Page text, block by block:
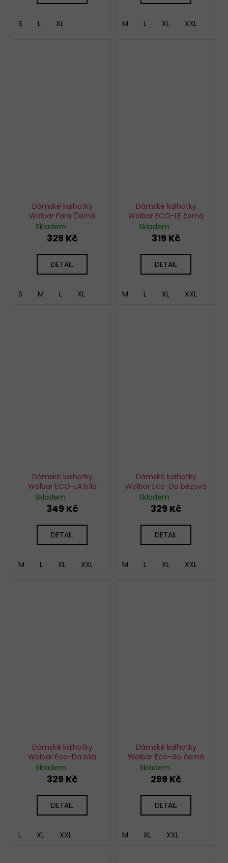
S L XL M L XL XXL
Dámské kalhotky
Wolbar Fara Černá
Skladem
329 Kč
DETAIL
S M L XL
Dámské kalhotky
Wolbar ECO-LE černá
Skladem
319 Kč
DETAIL
M L XL XXL
Dámské kalhotky
Wolbar ECO-LA bílá
Skladem
349 Kč
DETAIL
M L XL XXL
Dámské kalhotky
Wolbar Eco-Da béžová
Skladem
329 Kč
DETAIL
M L XL XXL
Dámské kalhotky
Wolbar Eco-Da bílá
Skladem
329 Kč
DETAIL
L XL XXL
Dámské kalhotky
Wolbar Eco-Go černá
Skladem
299 Kč
DETAIL
M XL XXL